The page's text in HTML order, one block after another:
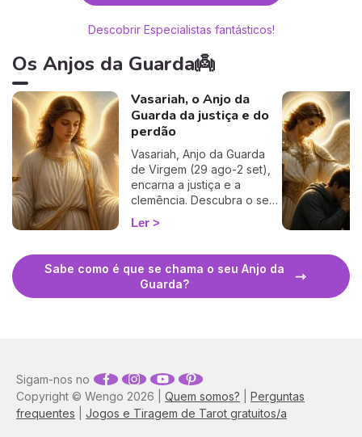
Descobrir Especialistas fantásticos!
Os Anjos da Guarda👼
Vasariah, o Anjo da
Guarda da justiça e do
perdão
Vasariah, Anjo da Guarda
de Virgem (29 ago-2 set),
encarna a justiça e a
clemência. Descubra o seu
período, oração, dias de
regência e como invocá-lo.
Ler
Sabe como é que se chama o seu Anjo da
Guarda?
Copyright © Wengo 2026 | Quem somos?
Perguntas
frequentes
Jogos e Tiragem de Tarot gratuitos/a
Sigam-nos no